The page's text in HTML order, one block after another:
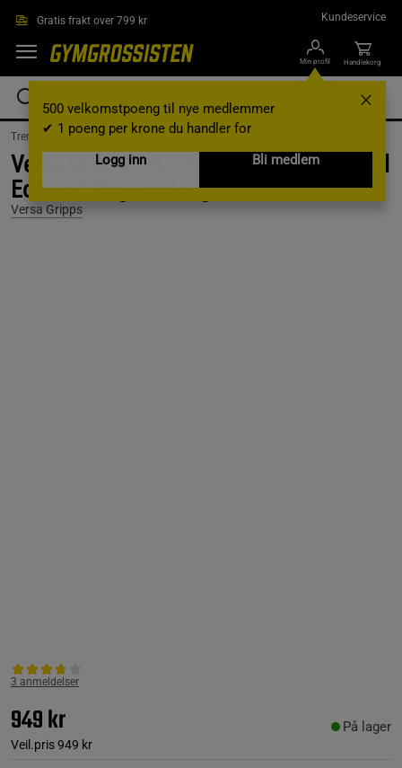
Gratis frakt over 799 kr Kundeservice
Min profil
500 velkomstpoeng til nye medlemmer
✔ 1 poeng per krone du handler for
Logg inn
Bli medlem
Handlekorg
Treningsutstyr & tilbehør /Treningsutstyr / Lifting straps og grep
Versa Gripps PRO - Purple/Black, *Limited
Edition*, Regular/Large
Versa Gripps
3 anmeldelser
949 kr
Veil.pris949 kr
På lager